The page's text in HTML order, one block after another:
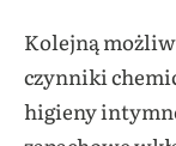
Kolejną
czynniki
higieny